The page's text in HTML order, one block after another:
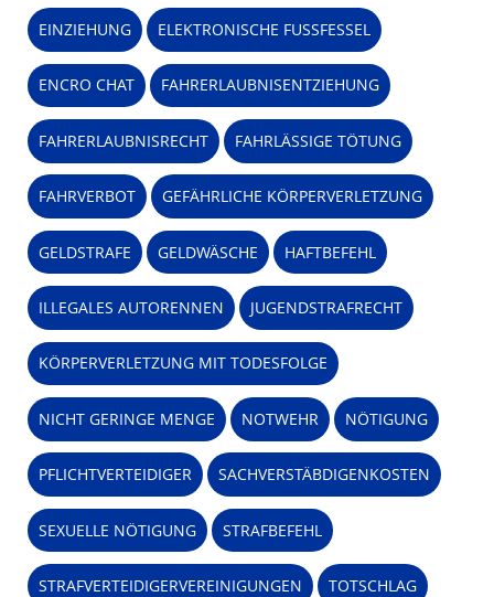
EINZIEHUNG ELEKTRONISCHE FUSSFESSEL
ENCRO CHAT FAHRERLAUBNISENTZIEHUNG
FAHRERLAUBNISRECHT FAHRLÄSSIGE TÖTUNG
FAHRVERBOT GEFÄHRLICHE KÖRPERVERLETZUNG
GELDSTRAFE GELDWÄSCHE HAFTBEFEHL
ILLEGALES AUTORENNEN JUGENDSTRAFRECHT
KÖRPERVERLETZUNG MIT TODESFOLGE
NICHT GERINGE MENGE NOTWEHR NÖTIGUNG
PFLICHTVERTEIDIGER SACHVERSTÄBDIGENKOSTEN
SEXUELLE NÖTIGUNG STRAFBEFEHL
STRAFVERTEIDIGERVEREINIGUNGEN TOTSCHLAG